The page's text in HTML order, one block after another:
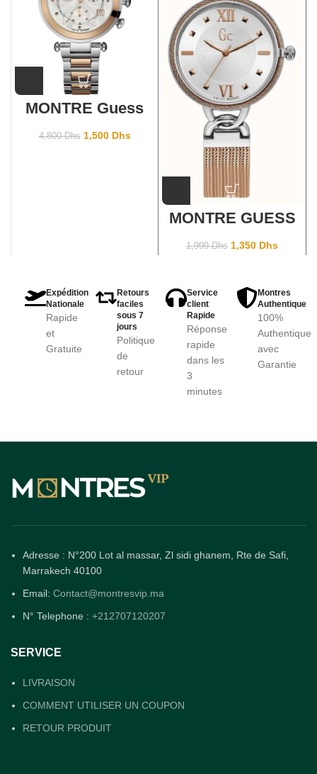
MONTRE Guess
Y05002M1
4,800Dhs 1,500 Dhs
MONTRE GUESS
1,999Dhs 1,350 Dhs
Expédition
Nationale
Rapide
et
Gratuite
Retours
faciles
sous 7
jours
Politique
de
retour
Service
client
Rapide
Réponse
rapide
dans les
3
minutes
Montres
Authentique
100%
Authentique
avec
Garantie
Adresse : N°200 Lot al massar, Zl sidi ghanem, Rte de Safi,
Marrakech 40100
Email: Contact@montresvip.ma
N° Telephone : +212707120207
SERVICE
LIVRAISON
COMMENT UTILISER UN COUPON
RETOUR PRODUIT